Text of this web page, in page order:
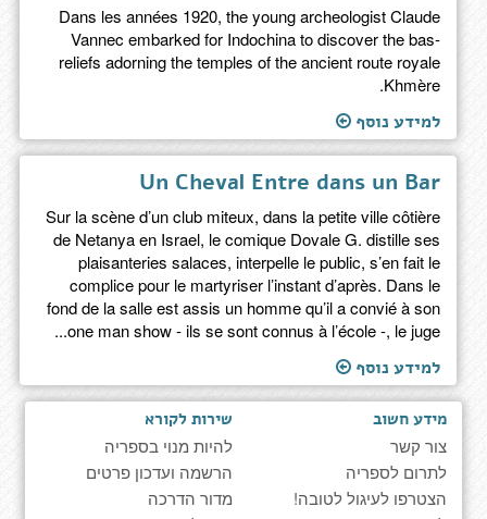
Dans les années 1920, the young archeologist Claude
Vannec embarked for Indochina to discover the bas-
reliefs adorning the temples of the ancient route royale
Khmère.
למידע נוסף
Un Cheval Entre dans un Bar
Sur la scène d’un club miteux, dans la petite ville côtière
de Netanya en Israel, le comique Dovale G. distille ses
plaisanteries salaces, interpelle le public, s’en fait le
complice pour le martyriser l’instant d’après. Dans le
fond de la salle est assis un homme qu’il a convié à son
one man show - ils se sont connus à l’école -, le juge...
למידע נוסף
מידע חשוב
צור קשר
לתרום לספריה
הצטרפו לעיגול לטובה!
שירות לקורא
להיות מנוי בספריה
הרשמה ועדכון פרטים
מדור הדרכה